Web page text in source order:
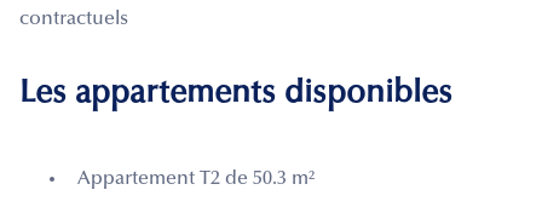
contractuels
Les appartements disponibles
Appartement T2 de 50.3 m²